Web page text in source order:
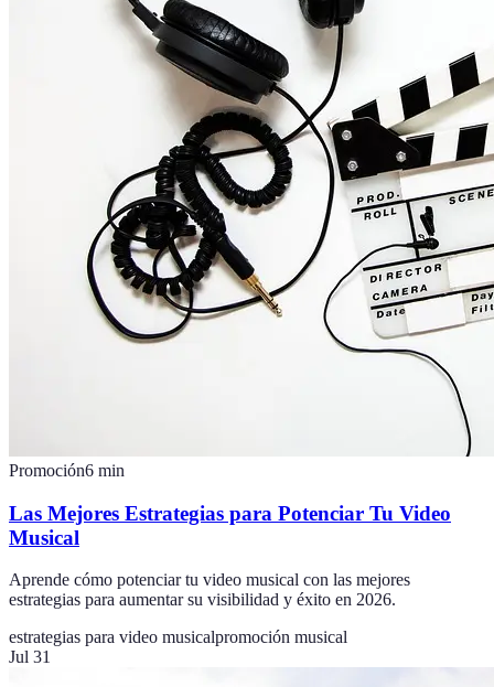
Promoción6 min
Las Mejores Estrategias para Potenciar Tu Video
Musical
Aprende cómo potenciar tu video musical con las mejores
estrategias para aumentar su visibilidad y éxito en 2026.
estrategias para video musicalpromoción musical
Jul 31